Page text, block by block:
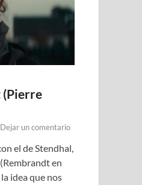
(Pierre
Dejar un comentario
el de Stendhal,
en
idea que nos